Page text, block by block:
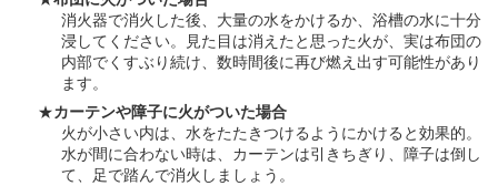
消火器で消火した後、大量の水をかけるか、浴槽の水に十分
浸してください。見た目は消えたと思った火が、実は布団の
内部でくすぶり続け、数時間後に再び燃え出す可能性があり
ます。
★カーテンや障子に火がついた場合
火が小さい内は、水をたたきつけるようにかけると効果的。
水が間に合わない時は、カーテンは引きちぎり、障子は倒し
て、足で踏んで消火しましょう。